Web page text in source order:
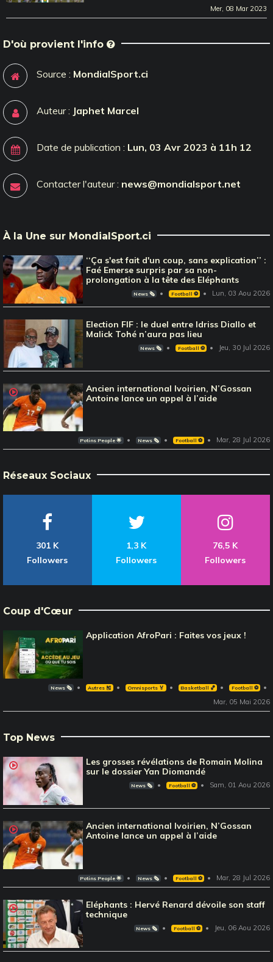
Mer, 08 Mar 2023
D'où provient l'info
Source : MondialSport.ci
Auteur : Japhet Marcel
Date de publication : Lun, 03 Avr 2023 à 11h 12
Contacter l'auteur : news@mondialsport.net
À la Une sur MondialSport.ci
‘‘Ça s'est fait d'un coup, sans explication’’ :
Faé Emerse surpris par sa non-
prolongation à la tête des Eléphants
News 🗞️ Football ⚽️ Lun, 03 Aou 2026
Election FIF : le duel entre Idriss Diallo et
Malick Tohé n’aura pas lieu
News 🗞️ Football ⚽️ Jeu, 30 Jul 2026
Ancien international Ivoirien, N’Gossan
Antoine lance un appel à l’aide
Potins People 🌟 News 🗞️ Football ⚽️ Mar, 28 Jul 2026
Réseaux Sociaux
301 K
Followers
1,3 K
Followers
76,5 K
Followers
Coup d'Cœur
Application AfroPari : Faites vos jeux !
News 🗞️ Autres 🎽 Omnisports 🏅 Basketball 🏀 Football ⚽️
Mar, 05 Mai 2026
Top News
Les grosses révélations de Romain Molina
sur le dossier Yan Diomandé
News 🗞️ Football ⚽️ Sam, 01 Aou 2026
Ancien international Ivoirien, N’Gossan
Antoine lance un appel à l’aide
Potins People 🌟 News 🗞️ Football ⚽️ Mar, 28 Jul 2026
Eléphants : Hervé Renard dévoile son staff
technique
News 🗞️ Football ⚽️ Jeu, 06 Aou 2026